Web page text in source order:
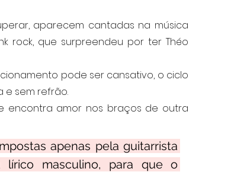
rock, que surpreendeu por ter Théo
e sem refrão.
apenas pela guitarrista
lírico masculino, para que o